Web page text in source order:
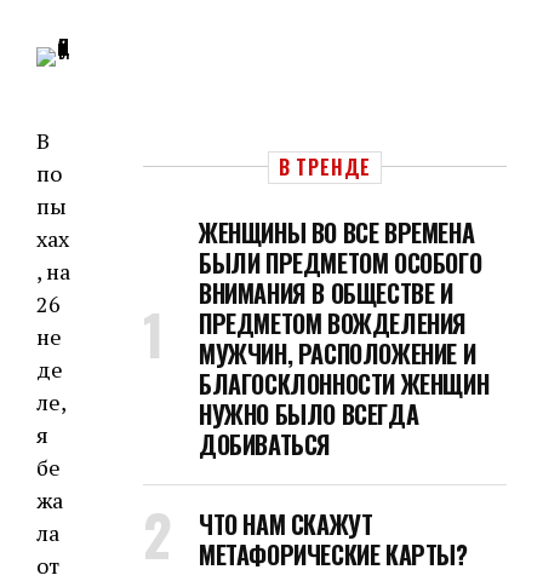
В
по
пы
хах
, на
26
не
де
ле,
я
бе
жа
ла
от
В ТРЕНДЕ
ЖЕНЩИНЫ ВО ВСЕ ВРЕМЕНА
БЫЛИ ПРЕДМЕТОМ ОСОБОГО
ВНИМАНИЯ В ОБЩЕСТВЕ И
ПРЕДМЕТОМ ВОЖДЕЛЕНИЯ
МУЖЧИН, РАСПОЛОЖЕНИЕ И
БЛАГОСКЛОННОСТИ ЖЕНЩИН
НУЖНО БЫЛО ВСЕГДА
ДОБИВАТЬСЯ
ЧТО НАМ СКАЖУТ
МЕТАФОРИЧЕСКИЕ КАРТЫ?